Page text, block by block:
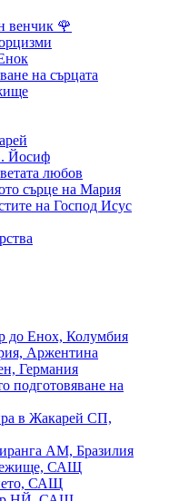
венчик 🌹
на сърцата
Йосиф
любов
сърце на Мария
на Господ Исус
до Енох, Колумбия
Аржентина
Германия
подготовяване на
в Жакарей СП,
АМ, Бразилия
САЩ
САЩ